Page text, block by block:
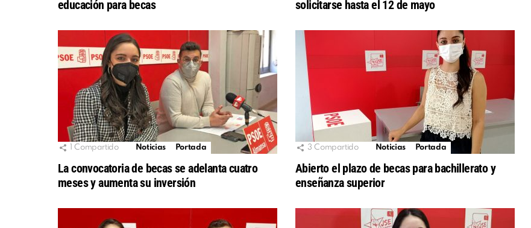
educación para becas
solicitarse hasta el 12 de mayo
Compartido Noticias Portada
La convocatoria de becas se adelanta cuatro
meses y aumenta su inversión
3 Compartido Noticias Portada
Abierto el plazo de becas para bachillerato y
enseñanza superior